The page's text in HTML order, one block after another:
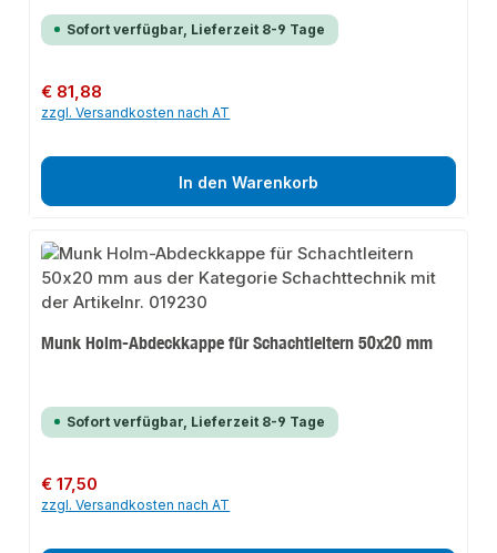
Sofort verfügbar, Lieferzeit 8-9 Tage
Regulärer Preis:
€ 81,88
zzgl. Versandkosten nach AT
In den Warenkorb
Munk Holm-Abdeckkappe für Schachtleitern 50x20 mm
Sofort verfügbar, Lieferzeit 8-9 Tage
Regulärer Preis:
€ 17,50
zzgl. Versandkosten nach AT